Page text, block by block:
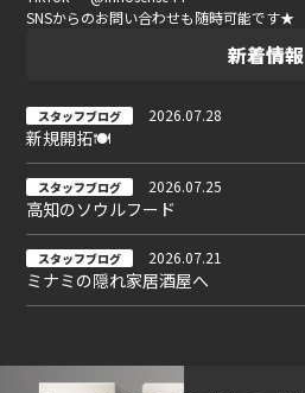
SNSからのお問い合わせも随時可能です★
新着情報
スタッフブログ 2026.07.28
新規開拓🍽
スタッフブログ 2026.07.25
高知のソウルフード
スタッフブログ 2026.07.21
ミナミの隠れ家居酒屋へ